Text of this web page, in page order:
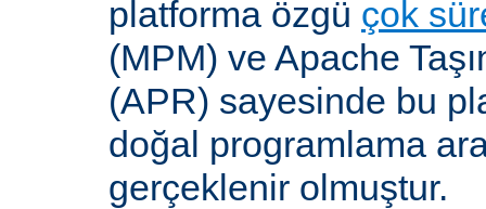
platforma özgü çok
(MPM) ve Apache
(APR) sayesinde bu
doğal programlama
gerçeklenir olmuştur.